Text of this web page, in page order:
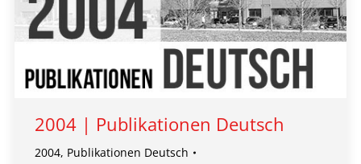
2004 | Publikationen Deutsch
2004, Publikationen Deutsch